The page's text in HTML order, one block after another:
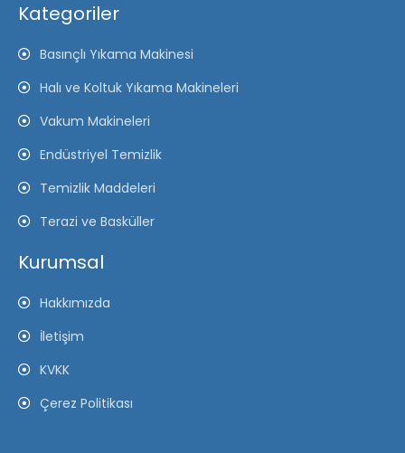
Kategoriler
Basınçlı Yıkama Makinesi
Halı ve Koltuk Yıkama Makineleri
Vakum Makineleri
Endüstriyel Temizlik
Temizlik Maddeleri
Terazi ve Basküller
Kurumsal
Hakkımızda
İletişim
KVKK
Çerez Politikası